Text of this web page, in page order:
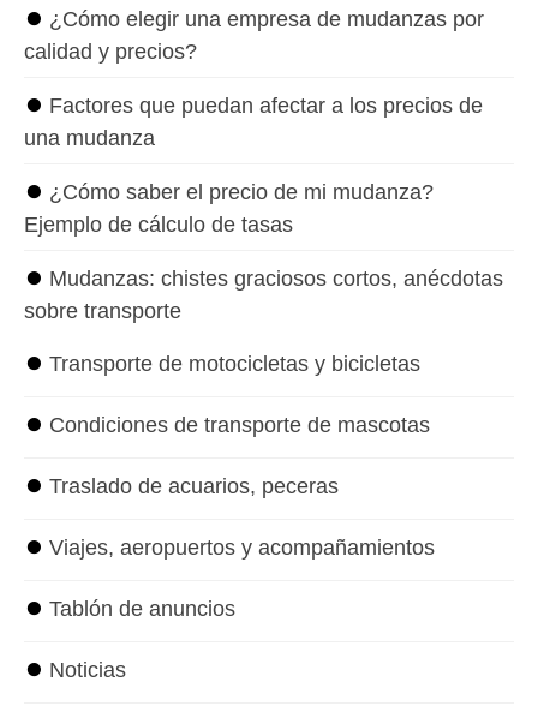
⏺ ¿Cómo elegir una empresa de mudanzas por
calidad y precios?
⏺ Factores que puedan afectar a los precios de
una mudanza
⏺ ¿Cómo saber el precio de mi mudanza?
Ejemplo de cálculo de tasas
⏺ Mudanzas: chistes graciosos cortos, anécdotas
sobre transporte
⏺ Transporte de motocicletas y bicicletas
⏺ Condiciones de transporte de mascotas
⏺ Traslado de acuarios, peceras
⏺ Viajes, aeropuertos y acompañamientos
⏺ Tablón de anuncios
⏺ Noticias